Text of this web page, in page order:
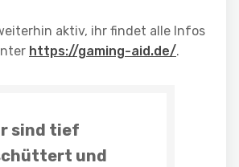
aktiv, ihr findet alle Infos
https://gaming-aid.de/.
sind tief
und